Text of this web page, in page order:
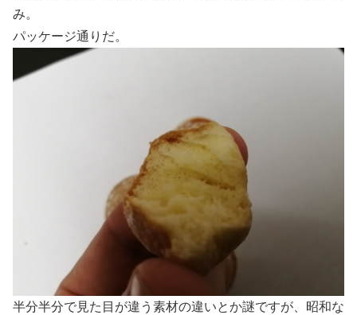
み。
パッケージ通りだ。
半分半分で見た目が違う素材の違いとか謎ですが、昭和な